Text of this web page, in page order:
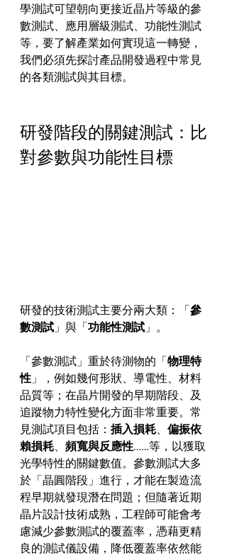
學測試可望朝向更接近晶片等級的參
數測試、應用層級測試、功能性測試
等，要了解產業如何實現這一轉變，
我們必須先探討產品開發過程中常見
的各類測試與其目標。
研發階段的關鍵測試：比
對參數與功能性目標
研發的技術測試主要分兩大類：「 參
數測試 」與「 功能性測試 」。
「參數測試」重於待測物的「 物理特
性 」，例如幾何形狀、導電性、材料
品質等；在晶片開發的早期階段、及
追蹤物力特性變化方面非常重要。常
見測試項目包括： 插入損耗
偏振依
賴損耗
頻寬與反應性……等，以獲取
光學特性的關鍵數值。參數測試大多
於「晶圓階段」進行，才能在製造流
程早期就發現潛在問題；但隨著近期
晶片設計技術成熟，工程師可能會考
慮減少參數測試的覆蓋率，憑藉更精
良的測試儀設備，降低覆蓋率依然能